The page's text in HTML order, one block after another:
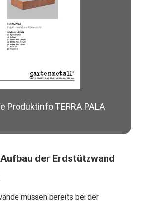
Produktinfo TERRA PALA
der Erdstützwand
müssen bereits bei der